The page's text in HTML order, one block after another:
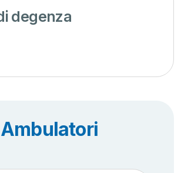
degenza
Ambulatori